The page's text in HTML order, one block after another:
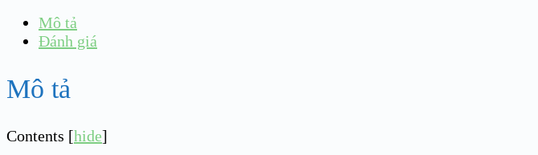
Mô tả
Đánh giá
Mô tả
Contents [hide]